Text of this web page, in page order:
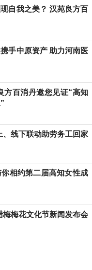
自我之美？ 汉苑良方百
手中原资产 助力河南医
方百消丹邀您见证“高知
、线下联动助劳务工回家
相约第二届高知女性成
梅梅花文化节新闻发布会